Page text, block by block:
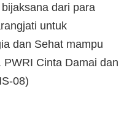
dari para
untuk
dan Sehat mampu
Cinta Damai dan
08)